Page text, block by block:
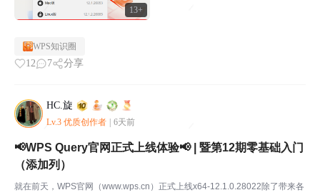
13+
WPS知识圈
12 7 分享
HC.旋
Lv.3 优质创作者 6天前
📢WPS Query官网正式上线体验📢 | 暨第12期零基础入门
（添加列）
就在前天，WPS官网（www.wps.cn）正式上线x64-12.1.0.28022除了带来各